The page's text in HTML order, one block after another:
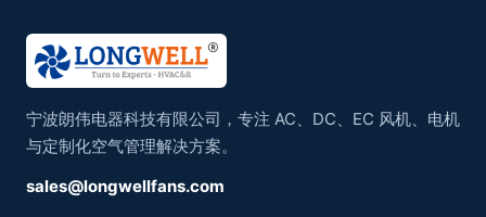
宁波朗伟电器科技有限公司，专注 AC、DC、EC 风机、电机
与定制化空气管理解决方案。
sales@longwellfans.com